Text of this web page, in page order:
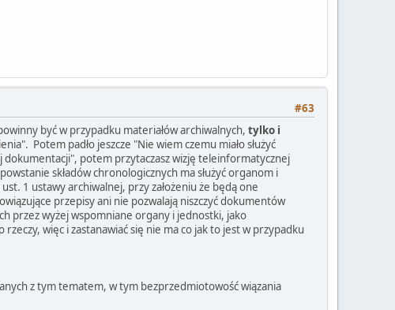
#63
być w przypadku materiałów archiwalnych, tylko i
Potem padło jeszcze "Nie wiem czemu miało służyć
dokumentacji", potem przytaczasz wizję teleinformatycznej
składów chronologicznych ma służyć organom i
1 ustawy archiwalnej, przy założeniu że będą one
przepisy ani nie pozwalają niszczyć dokumentów
przez wyżej wspomniane organy i jednostki, jako
więc i zastanawiać się nie ma co jak to jest w przypadku
z tym tematem, w tym bezprzedmiotowość wiązania